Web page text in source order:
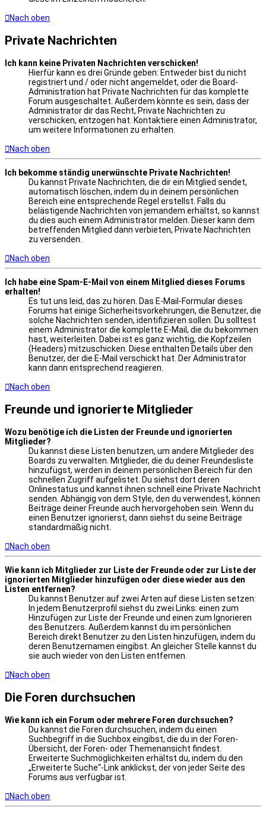
Nach oben
Private Nachrichten
Ich kann keine Privaten Nachrichten verschicken!
Hierfür kann es drei Gründe geben: Entweder bist du nicht
registriert und / oder nicht angemeldet, oder die Board-
Administration hat Private Nachrichten für das komplette
Forum ausgeschaltet. Außerdem könnte es sein, dass der
Administrator dir das Recht, Private Nachrichten zu
verschicken, entzogen hat. Kontaktiere einen Administrator,
um weitere Informationen zu erhalten.
Nach oben
Ich bekomme ständig unerwünschte Private Nachrichten!
Du kannst Private Nachrichten, die dir ein Mitglied sendet,
automatisch löschen, indem du in deinem persönlichen
Bereich eine entsprechende Regel erstellst. Falls du
belästigende Nachrichten von jemandem erhältst, so kannst
du dies auch einem Administrator melden. Dieser kann dem
betreffenden Mitglied dann verbieten, Private Nachrichten
zu versenden.
Nach oben
Ich habe eine Spam-E-Mail von einem Mitglied dieses Forums
erhalten!
Es tut uns leid, das zu hören. Das E-Mail-Formular dieses
Forums hat einige Sicherheitsvorkehrungen, die Benutzer, die
solche Nachrichten senden, identifizieren sollen. Du solltest
einem Administrator die komplette E-Mail, die du bekommen
hast, weiterleiten. Dabei ist es ganz wichtig, die Kopfzeilen
(Headers) mitzuschicken. Diese enthalten Details über den
Benutzer, der die E-Mail verschickt hat. Der Administrator
kann dann entsprechend reagieren.
Nach oben
Freunde und ignorierte Mitglieder
Wozu benötige ich die Listen der Freunde und ignorierten
Mitglieder?
Du kannst diese Listen benutzen, um andere Mitglieder des
Boards zu verwalten. Mitglieder, die du deiner Freundesliste
hinzufügst, werden in deinem persönlichen Bereich für den
schnellen Zugriff aufgelistet. Du siehst dort deren
Onlinestatus und kannst ihnen schnell eine Private Nachricht
senden. Abhängig von dem Style, den du verwendest, können
Beiträge deiner Freunde auch hervorgehoben sein. Wenn du
einen Benutzer ignorierst, dann siehst du seine Beiträge
standardmäßig nicht.
Nach oben
Wie kann ich Mitglieder zur Liste der Freunde oder zur Liste der
ignorierten Mitglieder hinzufügen oder diese wieder aus den
Listen entfernen?
Du kannst Benutzer auf zwei Arten auf diese Listen setzen:
In jedem Benutzerprofil siehst du zwei Links: einen zum
Hinzufügen zur Liste der Freunde und einen zum Ignorieren
des Benutzers. Außerdem kannst du im persönlichen
Bereich direkt Benutzer zu den Listen hinzufügen, indem du
deren Benutzernamen eingibst. An gleicher Stelle kannst du
sie auch wieder von den Listen entfernen.
Nach oben
Die Foren durchsuchen
Wie kann ich ein Forum oder mehrere Foren durchsuchen?
Du kannst die Foren durchsuchen, indem du einen
Suchbegriff in die Suchbox eingibst, die du in der Foren-
Übersicht, der Foren- oder Themenansicht findest.
Erweiterte Suchmöglichkeiten erhältst du, indem du den
„Erweiterte Suche“-Link anklickst, der von jeder Seite des
Forums aus verfügbar ist.
Nach oben